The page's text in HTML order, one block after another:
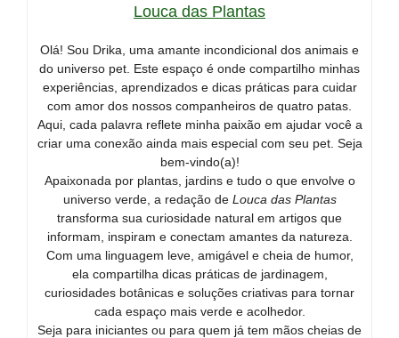
Louca das Plantas
Olá! Sou Drika, uma amante incondicional dos animais e
do universo pet. Este espaço é onde compartilho minhas
experiências, aprendizados e dicas práticas para cuidar
com amor dos nossos companheiros de quatro patas.
Aqui, cada palavra reflete minha paixão em ajudar você a
criar uma conexão ainda mais especial com seu pet. Seja
bem-vindo(a)!
Apaixonada por plantas, jardins e tudo o que envolve o
universo verde, a redação de Louca das Plantas
transforma sua curiosidade natural em artigos que
informam, inspiram e conectam amantes da natureza.
Com uma linguagem leve, amigável e cheia de humor,
ela compartilha dicas práticas de jardinagem,
curiosidades botânicas e soluções criativas para tornar
cada espaço mais verde e acolhedor.
Seja para iniciantes ou para quem já tem mãos cheias de